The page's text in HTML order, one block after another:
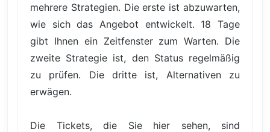
mehrere Strategien. Die erste ist abzuwarten,
wie sich das Angebot entwickelt. 18 Tage
gibt Ihnen ein Zeitfenster zum Warten. Die
zweite Strategie ist, den Status regelmäßig
zu prüfen. Die dritte ist, Alternativen zu
erwägen.
Die Tickets, die Sie hier sehen, sind